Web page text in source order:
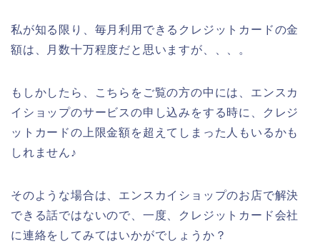
私が知る限り、毎月利用できるクレジットカードの金
額は、月数十万程度だと思いますが、、、。
もしかしたら、こちらをご覧の方の中には、エンスカ
イショップのサービスの申し込みをする時に、クレジ
ットカードの上限金額を超えてしまった人もいるかも
しれません♪
そのような場合は、エンスカイショップのお店で解決
できる話ではないので、一度、クレジットカード会社
に連絡をしてみてはいかがでしょうか？